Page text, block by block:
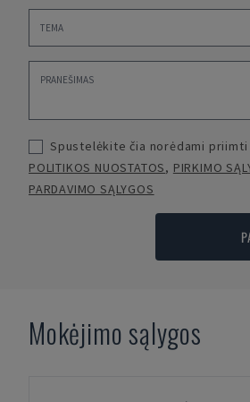
Spustelėkite čia norėdami priimti
POLITIKOS NUOSTATOS, PIRKIMO
PARDAVIMO SĄLYGOS
Mokėjimo sąlygos